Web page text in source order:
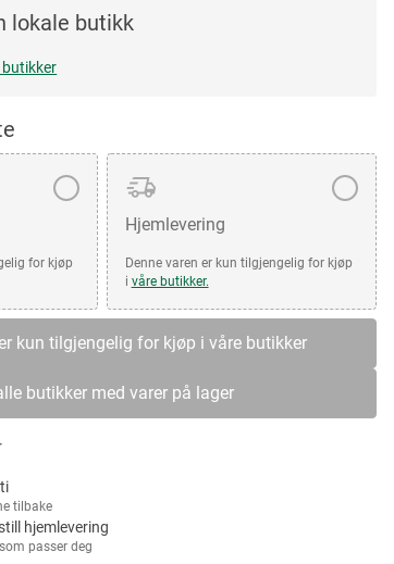
lokale butikk
butikker
for kjøp
Hjemlevering
Denne varen er kun tilgjengelig for kjøp
i våre butikker.
kun tilgjengelig for kjøp i våre butikker
butikker med varer på lager
tilbake
hjemlevering
passer deg